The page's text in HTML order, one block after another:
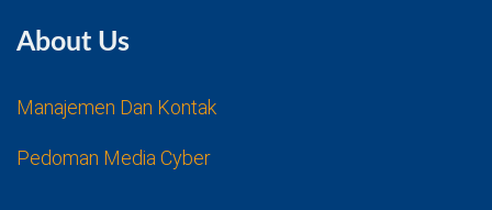
About Us
Manajemen Dan Kontak
Pedoman Media Cyber